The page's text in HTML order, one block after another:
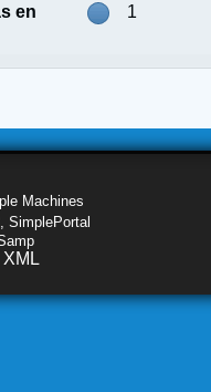
en
1
Machines
SimplePortal
XML